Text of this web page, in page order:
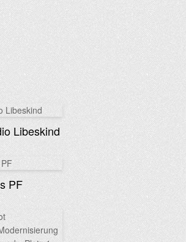
Libeskind
PF